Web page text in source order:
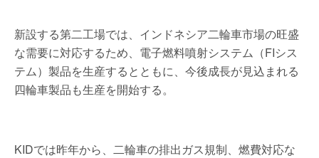
新設する第二工場では、インドネシア二輪車市場の旺盛
な需要に対応するため、電子燃料噴射システム（FIシス
テム）製品を生産するとともに、今後成長が見込まれる
四輪車製品も生産を開始する。
KIDでは昨年から、二輪車の排出ガス規制、燃費対応な